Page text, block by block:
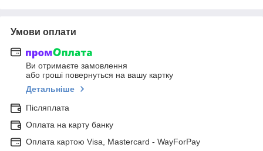
Умови оплати
Ви отримаєте замовлення
або гроші повернуться на вашу картку
Детальніше
Післяплата
Оплата на карту банку
Оплата картою Visa, Mastercard - WayForPay